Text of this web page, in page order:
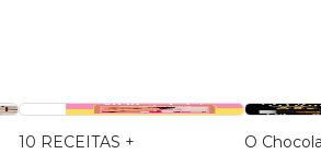
10 RECEITAS +
O